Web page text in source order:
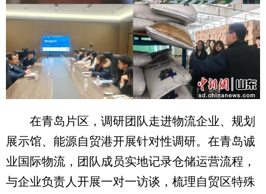
在青岛片区，调研团队走进物流企业、规划
展示馆、能源自贸港开展针对性调研。在青岛诚
业国际物流，团队成员实地记录仓储运营流程，
与企业负责人开展一对一访谈，梳理自贸区特殊